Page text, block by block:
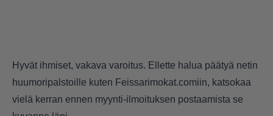
Hyvät ihmiset, vakava varoitus. Ellette halua päätyä netin
huumoripalstoille kuten Feissarimokat.comiin, katsokaa
vielä kerran ennen myynti-ilmoituksen postaamista se